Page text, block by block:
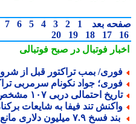
بعد 1
2
3
4
5
6
7
8
17
18
19
20
فوتبال در صبح فوتبالی
بمب تراکتور قبل از شروع
جواد نکونام سرمربی
احتمالی دربی ۱۰۷ مشخص شد
تند فیفا به شایعات برکناری
۷.۹ میلیون دلاری مانع انتقال حسین نژاد به پرسپولیس